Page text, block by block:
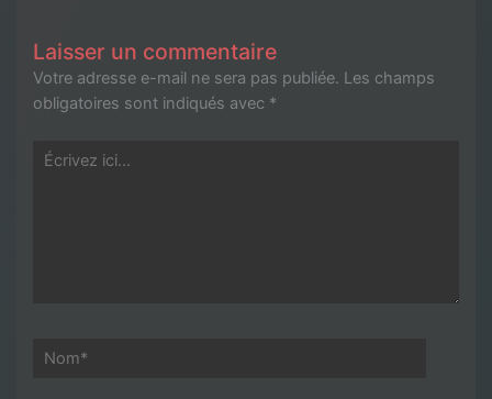
Laisser un commentaire
Votre adresse e-mail ne sera pas publiée. Les champs
obligatoires sont indiqués avec *
Écrivez
Nom*